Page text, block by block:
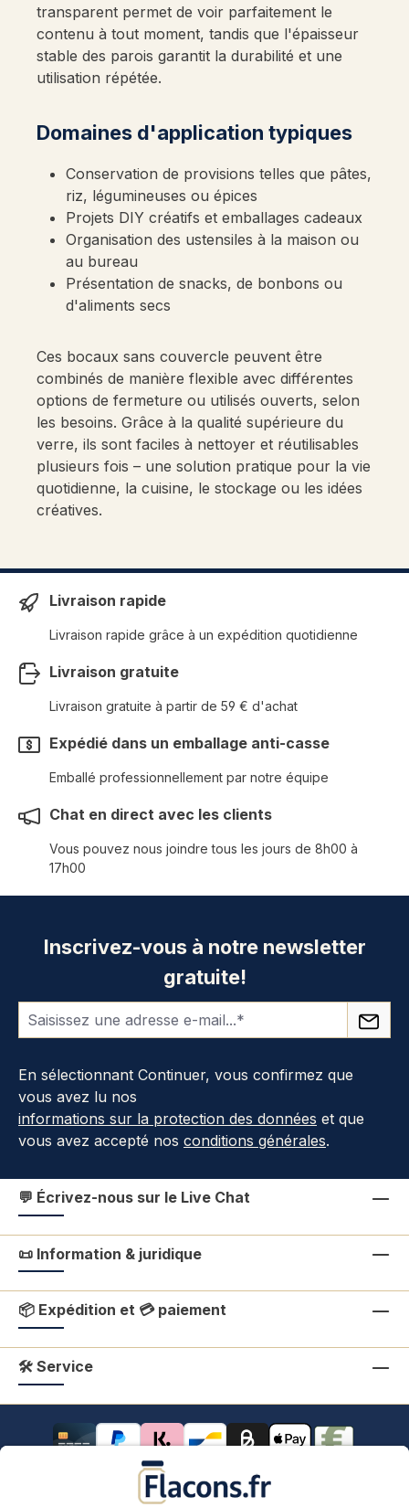
transparent permet de voir parfaitement le
contenu à tout moment, tandis que l'épaisseur
stable des parois garantit la durabilité et une
utilisation répétée.
Domaines d'application typiques
Conservation de provisions telles que pâtes,
riz, légumineuses ou épices
Projets DIY créatifs et emballages cadeaux
Organisation des ustensiles à la maison ou
au bureau
Présentation de snacks, de bonbons ou
d'aliments secs
Ces bocaux sans couvercle peuvent être
combinés de manière flexible avec différentes
options de fermeture ou utilisés ouverts, selon
les besoins. Grâce à la qualité supérieure du
verre, ils sont faciles à nettoyer et réutilisables
plusieurs fois – une solution pratique pour la vie
quotidienne, la cuisine, le stockage ou les idées
créatives.
Livraison rapide
Livraison rapide grâce à un expédition quotidienne
Livraison gratuite
Livraison gratuite à partir de 59 € d'achat
Expédié dans un emballage anti-casse
Emballé professionnellement par notre équipe
Chat en direct avec les clients
Vous pouvez nous joindre tous les jours de 8h00 à
17h00
Inscrivez-vous à notre newsletter
gratuite!
En sélectionnant Continuer, vous confirmez que
vous avez lu nos
informations sur la protection des données et que
vous avez accepté nos conditions générales.
💬 Écrivez-nous sur le Live Chat
📜 Information & juridique
📦 Expédition et 💳 paiement
🛠 Service